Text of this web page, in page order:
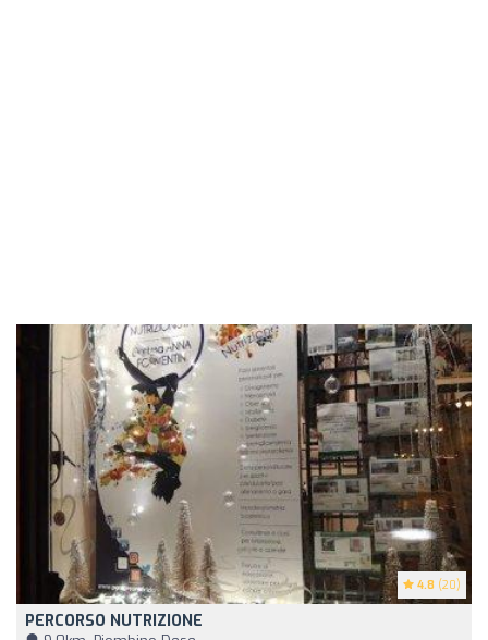
4.8 (20)
PERCORSO NUTRIZIONE